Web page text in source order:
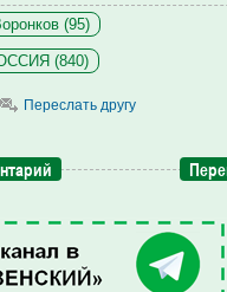
(95)
(840)
Переслать другу